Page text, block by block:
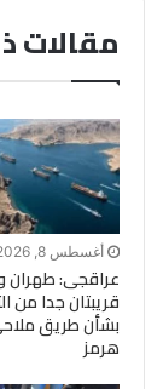
مقالات
أغسطس 8, 2026
عراقجى:
قريبتان جدا من
بشأن طريق
هرمز